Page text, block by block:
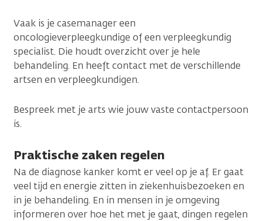
Vaak is je casemanager een
oncologieverpleegkundige of een verpleegkundig
specialist. Die houdt overzicht over je hele
behandeling. En heeft contact met de verschillende
artsen en verpleegkundigen.
Bespreek met je arts wie jouw vaste contactpersoon
is.
Praktische zaken regelen
Na de diagnose kanker komt er veel op je af. Er gaat
veel tijd en energie zitten in ziekenhuisbezoeken en
in je behandeling. En in mensen in je omgeving
informeren over hoe het met je gaat, dingen regelen